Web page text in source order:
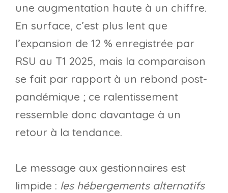
une augmentation haute à un chiffre.
En surface, c’est plus lent que
l’expansion de 12 % enregistrée par
RSU au T1 2025, mais la comparaison
se fait par rapport à un rebond post-
pandémique ; ce ralentissement
ressemble donc davantage à un
retour à la tendance.
Le message aux gestionnaires est
limpide : les hébergements alternatifs